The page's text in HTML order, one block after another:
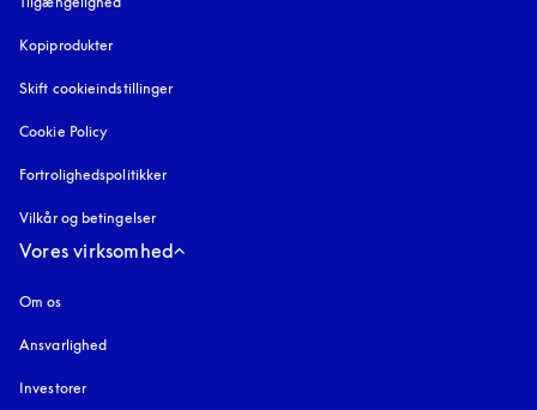
Kopiprodukter
Skift cookieindstillinger
Cookie Policy
Fortrolighedspolitikker
Vilkår og betingelser
Vores virksomhed
Om os
Ansvarlighed
Investorer